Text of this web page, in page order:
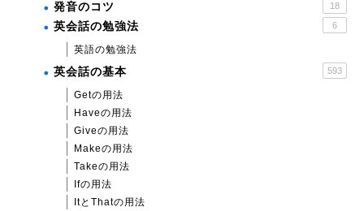
発音のコツ 18
英会話の勉強法 6
英語の勉強法
英会話の基本 593
Getの用法
Haveの用法
Giveの用法
Makeの用法
Takeの用法
Ifの用法
ItとThatの用法